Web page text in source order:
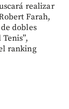
realizar
Farah,
dobles
ranking